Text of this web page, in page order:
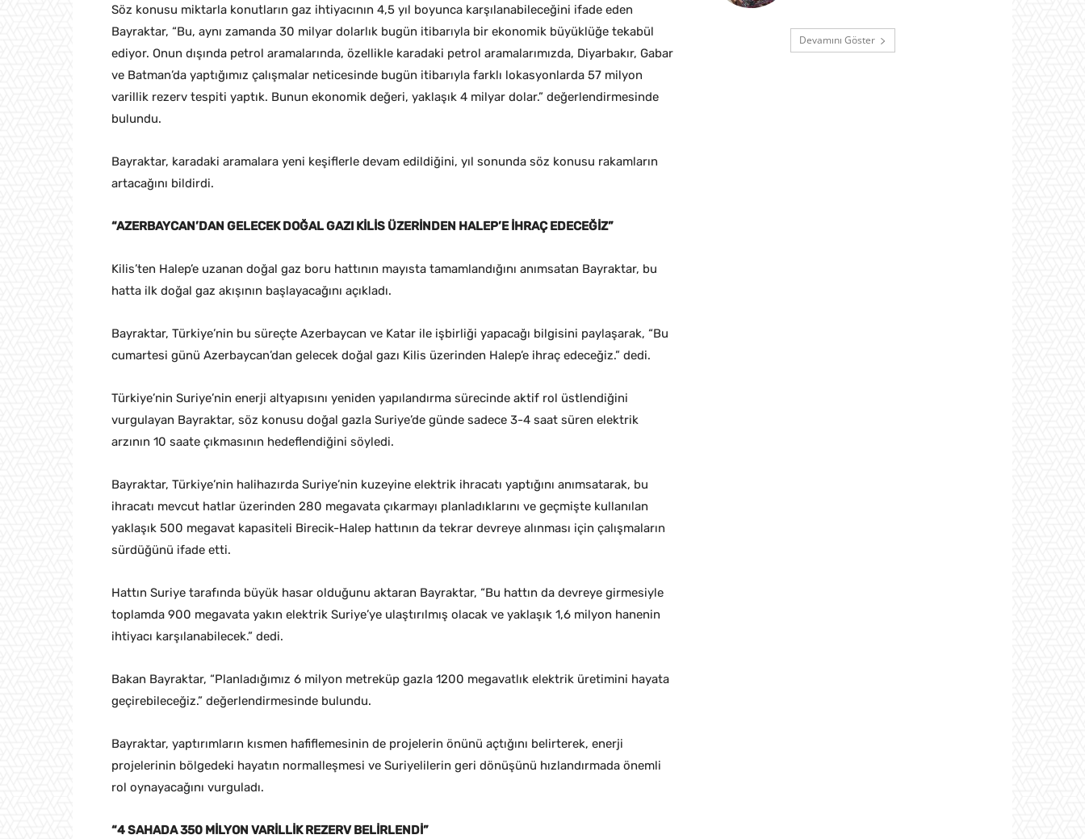
Söz konusu miktarla konutların gaz ihtiyacının 4,5 yıl boyunca karşılanabileceğini ifade eden
Bayraktar, “Bu, aynı zamanda 30 milyar dolarlık bugün itibarıyla bir ekonomik büyüklüğe tekabül
ediyor. Onun dışında petrol aramalarında, özellikle karadaki petrol aramalarımızda, Diyarbakır, Gabar
ve Batman’da yaptığımız çalışmalar neticesinde bugün itibarıyla farklı lokasyonlarda 57 milyon
varillik rezerv tespiti yaptık. Bunun ekonomik değeri, yaklaşık 4 milyar dolar.” değerlendirmesinde
bulundu.
Bayraktar, karadaki aramalara yeni keşiflerle devam edildiğini, yıl sonunda söz konusu rakamların
artacağını bildirdi.
“AZERBAYCAN’DAN GELECEK DOĞAL GAZI KİLİS ÜZERİNDEN HALEP’E İHRAÇ EDECEĞİZ”
Kilis’ten Halep’e uzanan doğal gaz boru hattının mayısta tamamlandığını anımsatan Bayraktar, bu
hatta ilk doğal gaz akışının başlayacağını açıkladı.
Bayraktar, Türkiye’nin bu süreçte Azerbaycan ve Katar ile işbirliği yapacağı bilgisini paylaşarak, “Bu
cumartesi günü Azerbaycan’dan gelecek doğal gazı Kilis üzerinden Halep’e ihraç edeceğiz.” dedi.
Türkiye’nin Suriye’nin enerji altyapısını yeniden yapılandırma sürecinde aktif rol üstlendiğini
vurgulayan Bayraktar, söz konusu doğal gazla Suriye’de günde sadece 3-4 saat süren elektrik
arzının 10 saate çıkmasının hedeflendiğini söyledi.
Bayraktar, Türkiye’nin halihazırda Suriye’nin kuzeyine elektrik ihracatı yaptığını anımsatarak, bu
ihracatı mevcut hatlar üzerinden 280 megavata çıkarmayı planladıklarını ve geçmişte kullanılan
yaklaşık 500 megavat kapasiteli Birecik-Halep hattının da tekrar devreye alınması için çalışmaların
sürdüğünü ifade etti.
Hattın Suriye tarafında büyük hasar olduğunu aktaran Bayraktar, “Bu hattın da devreye girmesiyle
toplamda 900 megavata yakın elektrik Suriye’ye ulaştırılmış olacak ve yaklaşık 1,6 milyon hanenin
ihtiyacı karşılanabilecek.” dedi.
Bakan Bayraktar, “Planladığımız 6 milyon metreküp gazla 1200 megavatlık elektrik üretimini hayata
geçirebileceğiz.” değerlendirmesinde bulundu.
Bayraktar, yaptırımların kısmen hafiflemesinin de projelerin önünü açtığını belirterek, enerji
projelerinin bölgedeki hayatın normalleşmesi ve Suriyelilerin geri dönüşünü hızlandırmada önemli
rol oynayacağını vurguladı.
“4 SAHADA 350 MİLYON VARİLLİK REZERV BELİRLENDİ”
Devamını Göster